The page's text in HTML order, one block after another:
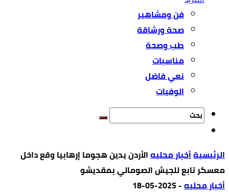
فن ومشاهير
صحة ورشاقة
طب وصحة
مناسبات
نعي فاضل
الوفيات
‫الرئيسية‬أخبار محليهالأردن يدين هجوما إرهابيا وقع داخل
معسكر تابع للجيش الصومالي بمقديشو
أخبار محليه-
2025-05-18